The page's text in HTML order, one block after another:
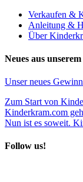
Verkaufen &
Anleitung &
Über
Neues aus
Unser neues
Zum Start von
Kinderkram.com
Nun ist es soweit.
Follow us!